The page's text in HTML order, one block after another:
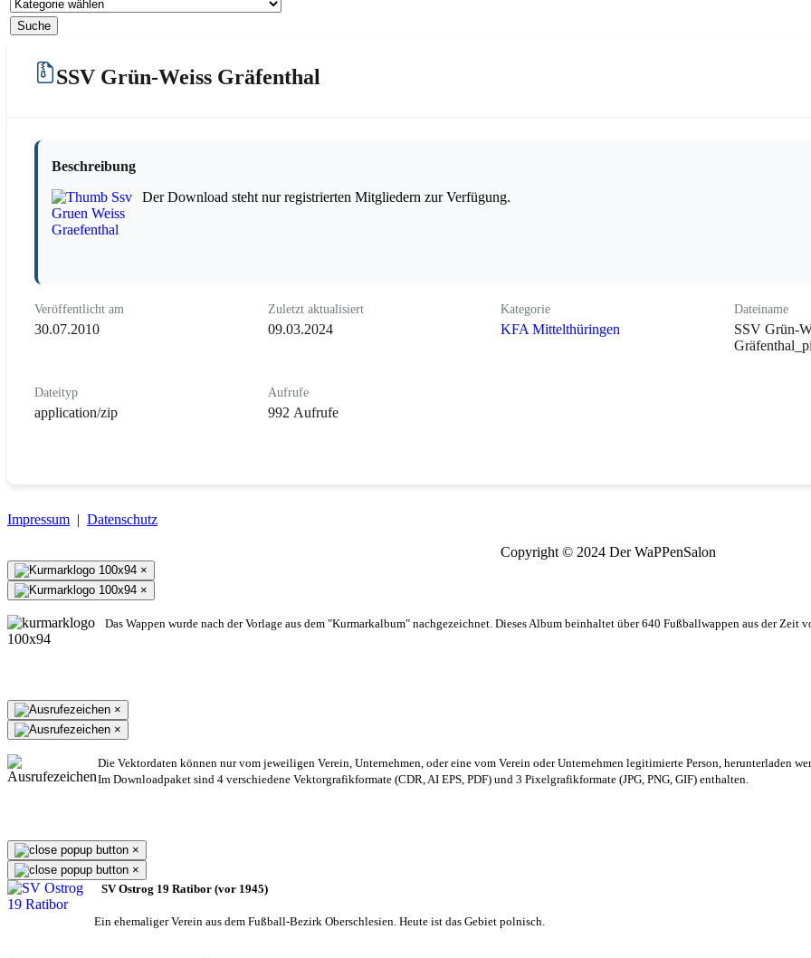
SSV Grün-Weiss Gräfenthal
Beschreibung
Der Download steht nur registrierten Mitgliedern zur Verfügung.
Veröffentlicht am
30.07.2010
Zuletzt aktualisiert
09.03.2024
Kategorie
KFA Mittelthüringen
Dateiname
SSV Grün-
Dateityp
application/zip
Aufrufe
992 Aufrufe
Impressum | Datenschutz
Copyright © 2024 Der WaPPenSalon
×
×
Das Wappen wurde nach der Vorlage aus dem "Kurmarkalbum" nachgezeichnet. Dieses Album beinhaltet über 640 Fußballwappen aus der Zeit
×
×
Die Vektordaten können nur vom jeweiligen Verein, Unternehmen, oder eine vom Verein oder Unternehmen legitimierte Person, herunterladen
Im Downloadpaket sind 4 verschiedene Vektorgrafikformate (CDR, AI EPS, PDF) und 3 Pixelgrafikformate (JPG, PNG, GIF) enthalten.
×
×
SV Ostrog 19 Ratibor (vor 1945)
Ein ehemaliger Verein aus dem Fußball-Bezirk Oberschlesien. Heute ist das Gebiet polnisch.